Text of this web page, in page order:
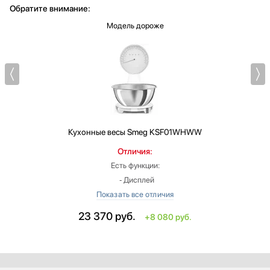
Обратите внимание:
Модель дороже
Кухонные весы Smeg KSF01WHWW
Отличия:
Есть функции:
‐ Дисплей
‐ Индикация перегрузки
Предел взвешивания: больше на 2 кг
Вес: больше на 0.44 кг
23 370 руб. +8 080 руб.